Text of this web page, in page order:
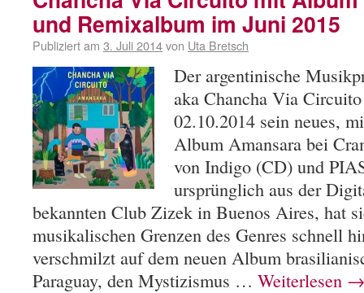
und Remixalbum im Juni 2015
Publiziert am 3. Juli 2014von Uta Bretsch
Der argentinische
aka Chancha Via
02.10.2014 sein neues,
Album Amansara bei
von Indigo (CD) und
ursprünglich aus der
bekannten Club Zizek in Buenos Aires, hat
musikalischen Grenzen des Genres schnell
verschmilzt auf dem neuen Album
Paraguay, den Mystizismus … Weiterlesen →